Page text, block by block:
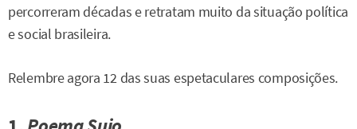
percorreram décadas e retratam muito da situação política
e social brasileira.
Relembre agora 12 das suas espetaculares composições.